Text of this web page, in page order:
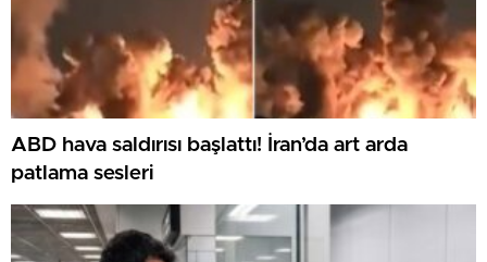
ABD hava saldırısı başlattı! İran’da art arda
patlama sesleri